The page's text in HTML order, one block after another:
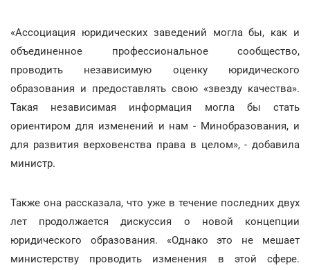
«Ассоциация юридических заведений могла бы, как и
объединенное профессиональное сообщество,
проводить независимую оценку юридического
образования и предоставлять свою «звезду качества».
Такая независимая информация могла бы стать
ориентиром для изменений и нам - Минобразования, и
для развития верховенства права в целом», - добавила
министр.
Также она рассказала, что уже в течение последних двух
лет продолжается дискуссия о новой концепции
юридического образования. «Однако это не мешает
министерству проводить изменения в этой сфере.